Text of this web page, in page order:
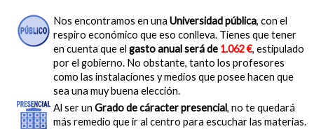
Nos encontramos en una Universidad pública, con el
respiro económico que eso conlleva. Tienes que tener
en cuenta que el gasto anual será de 1.062 €, estipulado
por el gobierno. No obstante, tanto los profesores
como las instalaciones y medios que posee hacen que
sea una muy buena elección.
Al ser un Grado de cáracter presencial, no te quedará
más remedio que ir al centro para escuchar las materias.